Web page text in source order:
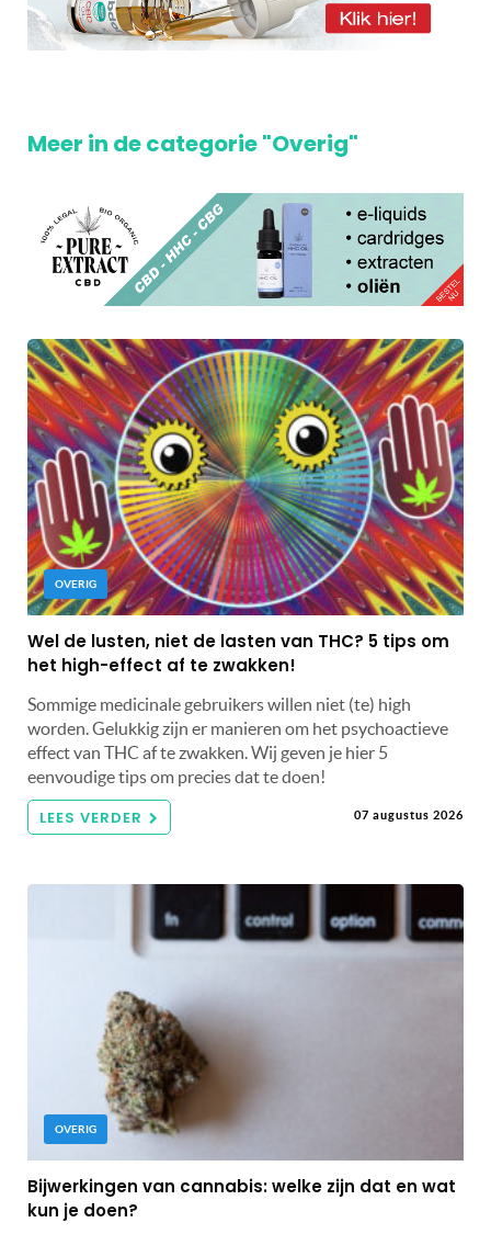
Meer in de categorie "Overig"
OVERIG
Wel de lusten, niet de lasten van THC? 5 tips om
het high-effect af te zwakken!
Sommige medicinale gebruikers willen niet (te) high
worden. Gelukkig zijn er manieren om het psychoactieve
effect van THC af te zwakken. Wij geven je hier 5
eenvoudige tips om precies dat te doen!
LEES VERDER 07 augustus 2026
OVERIG
Bijwerkingen van cannabis: welke zijn dat en wat
kun je doen?